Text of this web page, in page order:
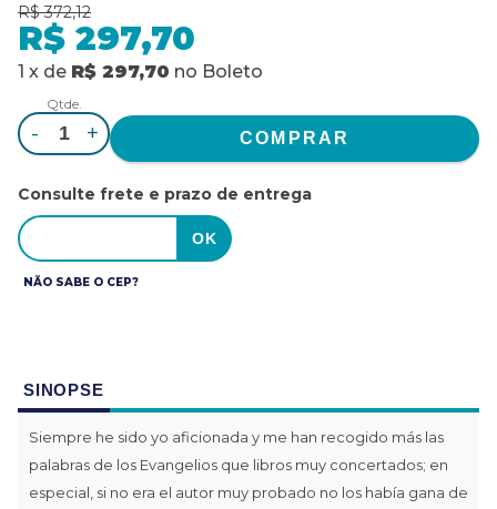
R$ 372,12
R$ 297,70
1 x de R$ 297,70 no Boleto
Qtde.
- +
Consulte frete e prazo de entrega
NÃO SABE O CEP?
SINOPSE
Siempre he sido yo aficionada y me han recogido más las
palabras de los Evangelios que libros muy concertados; en
especial, si no era el autor muy probado no los había gana de